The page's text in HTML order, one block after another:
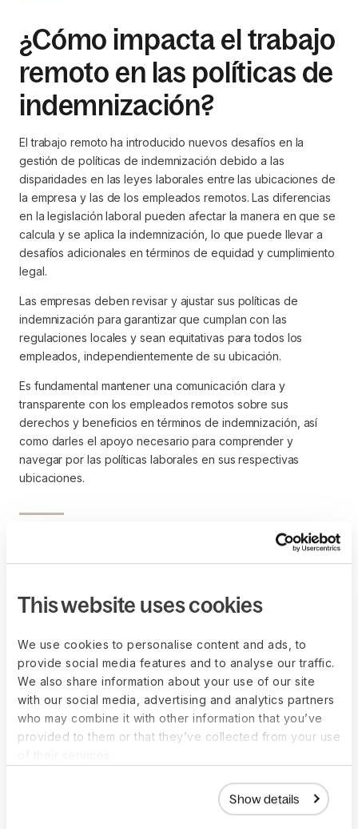
This website uses cookies
We use cookies to personalise content and ads, to
provide social media features and to analyse our traffic.
We also share information about your use of our site
with our social media, advertising and analytics partners
who may combine it with other information that you’ve
provided to them or that they’ve collected from your use
Show details
¿Cómo impacta el trabajo
remoto en las políticas de
indemnización?
El trabajo remoto ha introducido nuevos desafíos en la
gestión de políticas de indemnización debido a las
disparidades en las leyes laborales entre las ubicaciones de
la empresa y las de los empleados remotos. Las diferencias
en la legislación laboral pueden afectar la manera en que se
calcula y se aplica la indemnización, lo que puede llevar a
desafíos adicionales en términos de equidad y cumplimiento
legal.
Las empresas deben revisar y ajustar sus políticas de
indemnización para garantizar que cumplan con las
regulaciones locales y sean equitativas para todos los
empleados, independientemente de su ubicación.
Es fundamental mantener una comunicación clara y
transparente con los empleados remotos sobre sus
derechos y beneficios en términos de indemnización, así
como darles el apoyo necesario para comprender y
navegar por las políticas laborales en sus respectivas
ubicaciones.
¿Qué consideraciones se
deben tener en cuenta al
diseñar una política de
indemnización?
Al diseñar una política de indemnización, es crucial
considerar una variedad de factores para garantizar su
efectividad y equidad. Entre las consideraciones importantes
cumplir con las leyes laborales vigentes en cada
ubicación donde opera la empresa. Esto incluye